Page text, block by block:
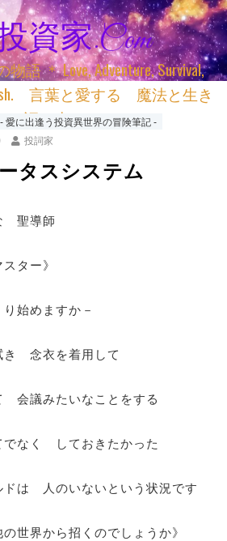
資家.com
＊ Love, Adventure, Survival,
言葉と愛する 魔法と生き
る 詞と生きる
愛に出逢う投資異世界の冒険筆記 ‐
投詞家
タスシステム
聖導師
ター》
始めますか－
念衣を着用して
会議みたいなことをする
でなく しておきたかった
ドは 人のいないという状況です
世界から招くのでしょうか》